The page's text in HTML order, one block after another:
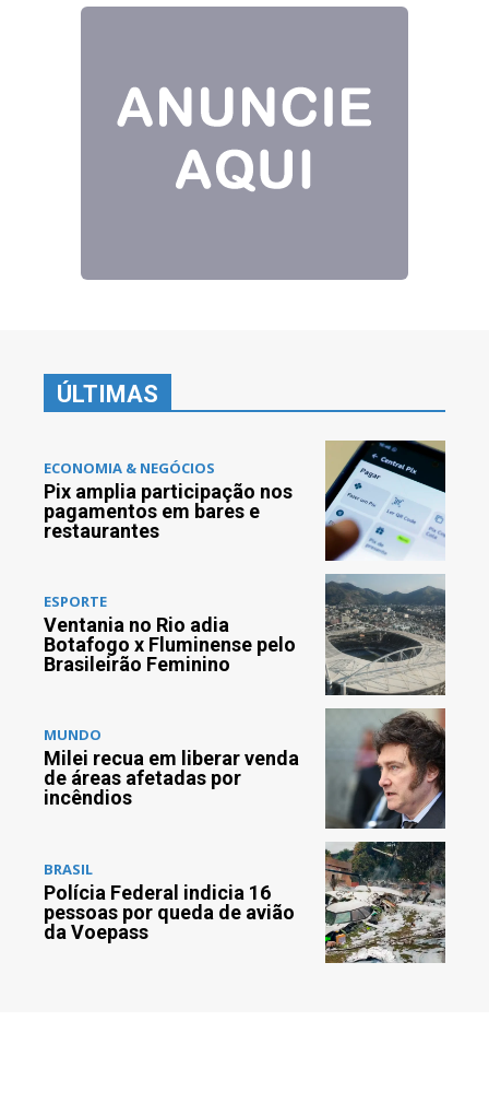
ÚLTIMAS
ECONOMIA & NEGÓCIOS
Pix amplia participação nos
pagamentos em bares e
restaurantes
ESPORTE
Ventania no Rio adia
Botafogo x Fluminense pelo
Brasileirão Feminino
MUNDO
Milei recua em liberar venda
de áreas afetadas por
incêndios
BRASIL
Polícia Federal indicia 16
pessoas por queda de avião
da Voepass